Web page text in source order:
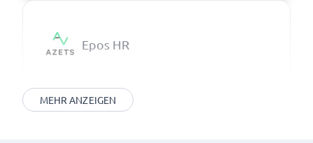
Epos HR
MEHR ANZEIGEN